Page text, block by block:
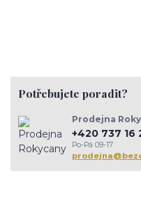
Potřebujete poradit?
Prodejna
+420 737 16
Po-Pá 09-17